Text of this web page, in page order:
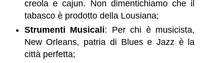
creola e cajun. Non dimentichiamo che il
tabasco è prodotto della Lousiana;
Strumenti Musicali: Per chi è musicista,
New Orleans, patria di Blues e Jazz è la
città perfetta;